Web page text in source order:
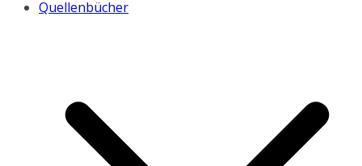
Quellenbücher